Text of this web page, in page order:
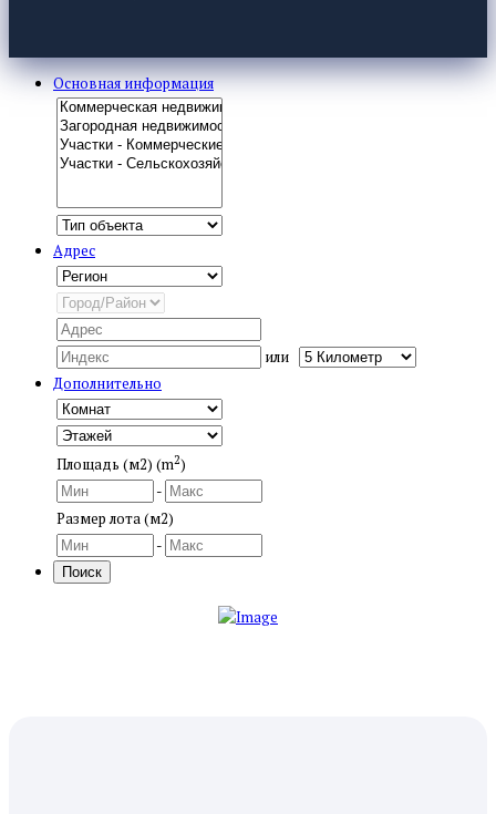
Основная информация
Адрес
или
Дополнительно
Площадь (м2) (m2)
-
Размер лота (м2)
-
Поиск